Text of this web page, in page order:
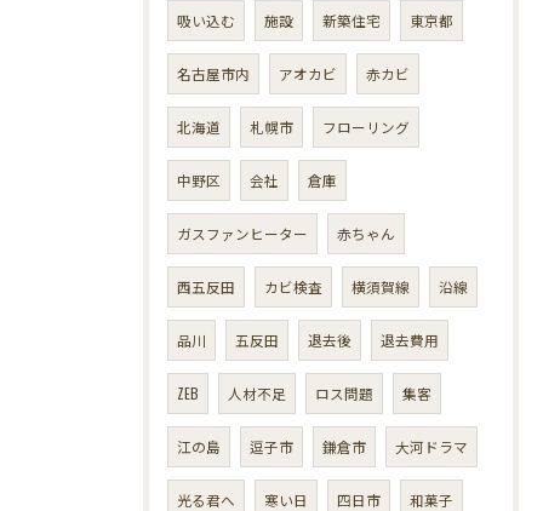
吸い込む 施設 新築住宅 東京都
名古屋市内 アオカビ 赤カビ
北海道 札幌市 フローリング
中野区 会社 倉庫
ガスファンヒーター 赤ちゃん
西五反田 カビ検査 横須賀線 沿線
品川 五反田 退去後 退去費用
ZEB 人材不足 ロス問題 集客
江の島 逗子市 鎌倉市 大河ドラマ
光る君へ 寒い日 四日市 和菓子